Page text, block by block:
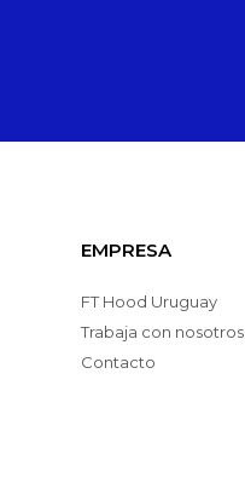
EMPRESA
FT Hood Uruguay
Trabaja con nosotros
Contacto